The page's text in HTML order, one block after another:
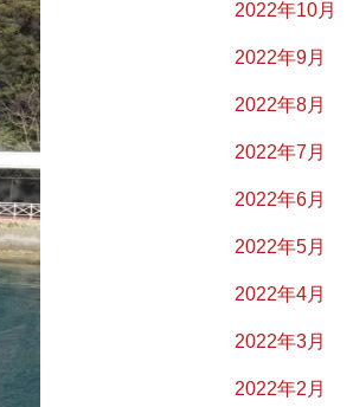
2022年10月
2022年9月
2022年8月
2022年7月
2022年6月
2022年5月
2022年4月
2022年3月
2022年2月